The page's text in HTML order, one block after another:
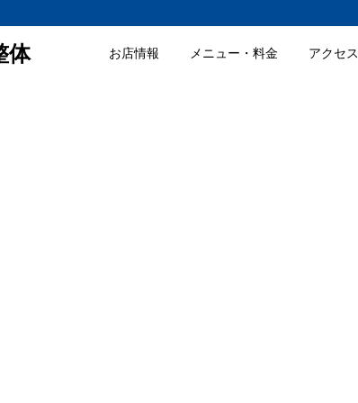
体 お店情報 メニュー・料金 アクセス